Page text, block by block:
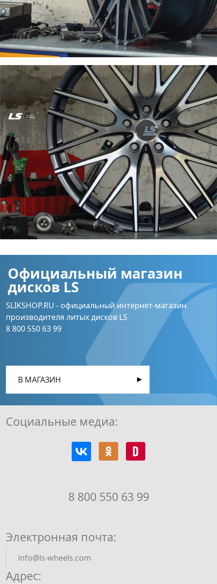
Официальный магазин
дисков LS
SLIKSHOP.RU - официальный интернет-магазин
производителя литых дисков LS
8 800 550 63 99
В МАГАЗИН
Адрес:
8 800 550 63 99
Электронная почта:
info@ls-wheels.com
Социальные медиа: